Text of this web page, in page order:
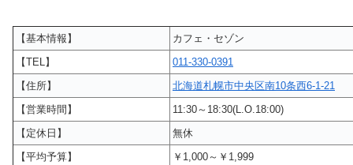
【基本情報】
カフェ・セゾン
【TEL】
011-330-0391
【住所】
北海道札幌市中央区南10条西6-1-21
【営業時間】
11:30～18:30(L.O.18:00)
【定休日】
無休
【平均予算】
￥1,000～￥1,999